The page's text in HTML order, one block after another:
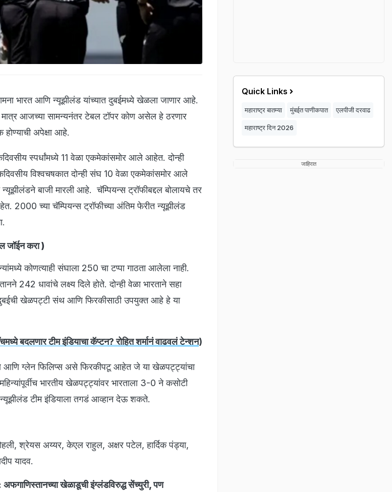
भारत आणि न्यूझीलंड यांच्यात दुबईमध्ये खेळला जाणार आहे.
मात्र आजच्या सामन्यनंतर टेबल टॉपर कोण असेल हे ठरणार
अपेक्षा आहे.
स्पर्धांमध्ये 11 वेळा एकमेकांसमोर आले आहेत. दोन्ही
विश्वचषकात दोन्ही संघ 10 वेळा एकमेकांसमोर आले
बाजी मारली आहे. चॅम्पियन्स ट्रॉफीबद्दल बोलायचे तर
च्या चॅम्पियन्स ट्रॉफीच्या अंतिम फेरीत न्यूझीलंड
जॉईन करा)
कोणत्याही संघाला 250 चा टप्पा गाठता आलेला नाही.
242 धावांचे लक्ष्य दिले होते. दोन्ही वेळा भारताने सहा
खेळपट्टी संथ आणि फिरकीसाठी उपयुक्त आहे हे या
बदलणार टीम इंडियाचा कॅप्टन? रोहित शर्मानं वाढवलं टेन्शन)
ग्लेन फिलिप्स असे फिरकीपटू आहेत जे या खेळपट्ट्यांचा
भारतीय खेळपट्ट्यांवर भारताला 3-0 ने कसोटी
न्यूझीलंड टीम इंडियाला तगडं आव्हान देऊ शकते.
श्रेयस अय्यर, केएल राहुल, अक्षर पटेल, हार्दिक पंड्या,
यादव.
खेळाडूची इंग्लंडविरुद्ध सेंच्युरी, पण
Quick Links
महाराष्ट्र बातम्या मुंबईत पाणीकपात एलपीजी दरवाढ
महाराष्ट्र दिन 2026
जाहिरात